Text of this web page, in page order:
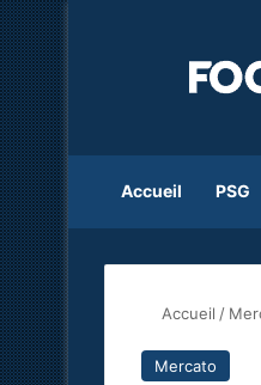
Accueil PSG
Accueil /
Mercato